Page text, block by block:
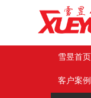
雪昱首页
客户案例